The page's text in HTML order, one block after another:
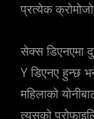
प्रत्येक
सेक्स डिएनएमा
Y डिएनए हुन्छ
महिलाको
त्यसको